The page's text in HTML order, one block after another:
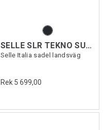
SELLE SLR TEKNO SUPERFLOW
Selle Italia sadel landsväg
Rek 5 699,00